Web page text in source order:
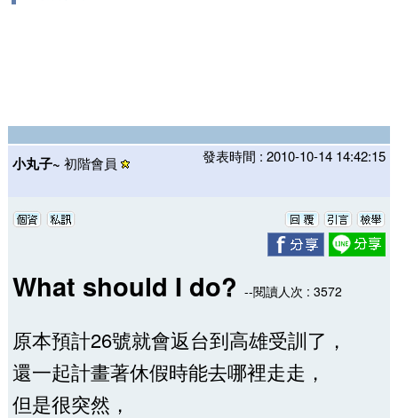
小丸子~ 初階會員 發表時間 : 2010-10-14 14:42:15
What should I do? --閱讀人次 : 3572
原本預計26號就會返台到高雄受訓了，
還一起計畫著休假時能去哪裡走走，
但是很突然，